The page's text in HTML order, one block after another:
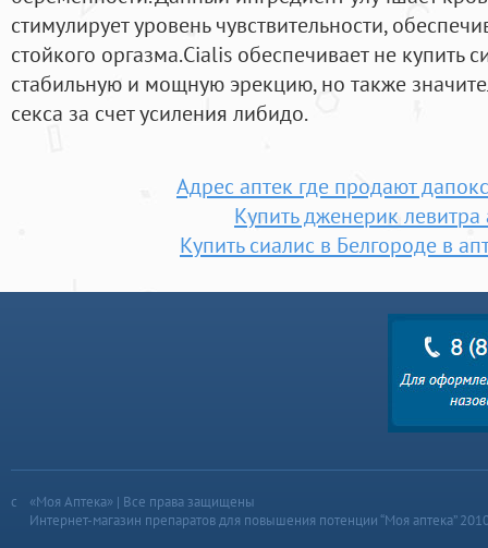
стимулирует уровень чувствительности,
стойкого оргазма.Cialis обеспечивает не
стабильную и мощную эрекцию, но также
секса за счет усиления либидо.
Адрес аптек где продают
Купить дженерик левитра
Купить сиалис в Белгороде в
«Моя Аптека» | Все права защищены
Интернет-магазин препаратов для повышения потенции “Моя аптека”